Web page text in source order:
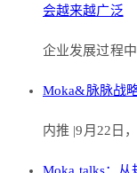
会越来越广泛
企业发展过程
Moka&脉脉战
内推 |9月22日